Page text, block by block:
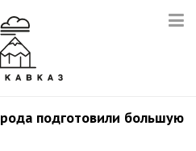
подготовили большую